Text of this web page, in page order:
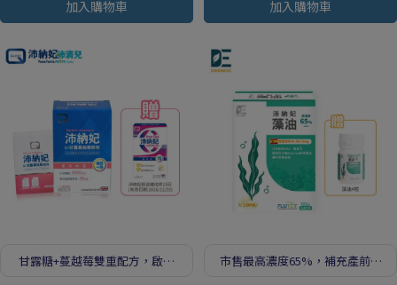
加入購物車 加入購物車
甘露糖+蔓越莓雙重配方，啟動
市售最高濃度65%，補充產前產